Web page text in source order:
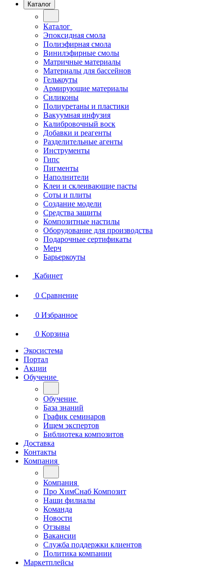
Каталог
Каталог
Эпоксидная смола
Полиэфирная смола
Винилэфирные смолы
Матричные материалы
Материалы для бассейнов
Гелькоуты
Армирующие материалы
Силиконы
Полиуретаны и пластики
Вакуумная инфузия
Калибровочный воск
Добавки и реагенты
Разделительные агенты
Инструменты
Гипс
Пигменты
Наполнители
Клеи и склеивающие пасты
Соты и плиты
Создание модели
Средства защиты
Композитные настилы
Оборудование для производства
Подарочные сертификаты
Мерч
Барьеркоуты
Кабинет
0 Сравнение
0 Избранное
0 Корзина
Экосистема
Портал
Акции
Обучение
Обучение
База знаний
График семинаров
Ищем экспертов
Библиотека композитов
Доставка
Контакты
Компания
Компания
Про ХимСнаб Композит
Наши филиалы
Команда
Новости
Отзывы
Вакансии
Служба поддержки клиентов
Политика компании
Маркетплейсы